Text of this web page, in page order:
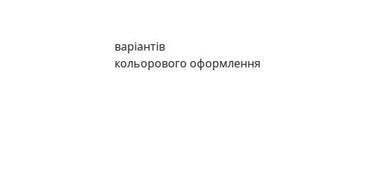
варіантів
кольорового оформлення